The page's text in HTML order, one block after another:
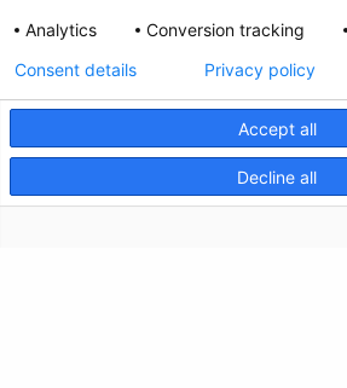
Envianos tus comentarios
Haz una donación
Información de crisis
Analytics
Conversion tracking
Accept all
Decline all
Consent details Privacy policy